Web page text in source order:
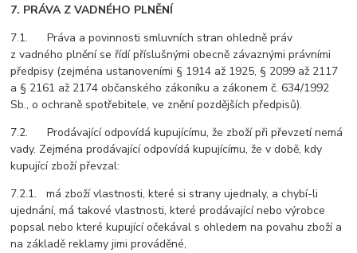
7. PRÁVA Z VADNÉHO PLNĚNÍ
7.1. Práva a povinnosti smluvních stran ohledně práv
z vadného plnění se řídí příslušnými obecně závaznými právními
předpisy (zejména ustanoveními § 1914 až 1925, § 2099 až 2117
a § 2161 až 2174 občanského zákoníku a zákonem č. 634/1992
Sb., o ochraně spotřebitele, ve znění pozdějších předpisů).
7.2. Prodávající odpovídá kupujícímu, že zboží při převzetí nemá
vady. Zejména prodávající odpovídá kupujícímu, že v době, kdy
kupující zboží převzal:
7.2.1. má zboží vlastnosti, které si strany ujednaly, a chybí-li
ujednání, má takové vlastnosti, které prodávající nebo výrobce
popsal nebo které kupující očekával s ohledem na povahu zboží a
na základě reklamy jimi prováděné,